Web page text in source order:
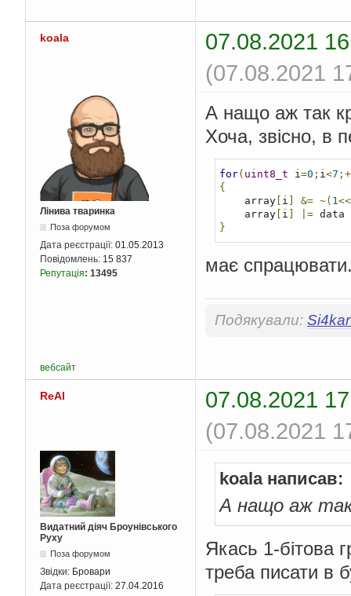
koala
07.08.2021
(07.08.2021
Лінива тваринка
Поза форумом
Дата реєстрації: 01.05.2013
Повідомлень: 15 837
Репутація: 13495
А нащо аж так
Хоча, звісно, в
for( uint8_t i=0 ; i<7
{
    array
[ i &= ~( 1<<
    array
[ i |= data
}
має
Подякували:
вебсайт
ReAl
07.08.2021
(07.08.2021
Видатний діяч Броунівського
Руху
Поза форумом
Звідки: Бровари
Дата реєстрації: 27.04.2016
koala написав:
А нащо аж так
Якась 1-бітова
треба писати в